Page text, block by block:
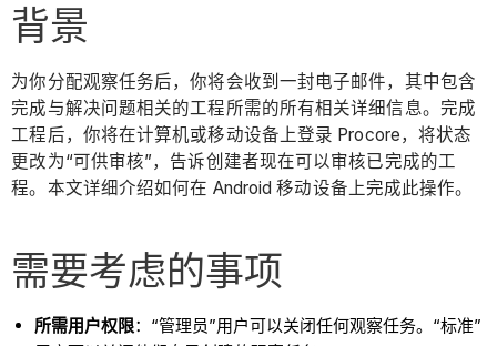
背景
为你分配观察任务后，你将会收到一封电子邮件，其中包含
完成与解决问题相关的工程所需的所有相关详细信息。完成
工程后，你将在计算机或移动设备上登录 Procore，将状态
更改为“可供审核”，告诉创建者现在可以审核已完成的工
程。本文详细介绍如何在 Android 移动设备上完成此操作。
需要考虑的事项
所需用户权限：“管理员”用户可以关闭任何观察任务。“标准”